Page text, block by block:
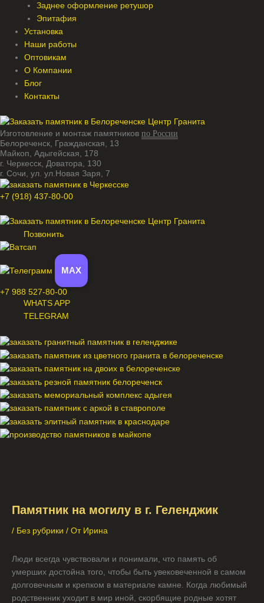
Заднее оформление ретушор
Эпитафия
Установка
Наши работы
Оптовикам
О Компании
Блог
Контакты
Изготовление и монтаж памятников по России
Белореченск, Гражданская, 13
Майкоп, Адыгейская, 178
г. Черкесск, Доватора, 130
г. Сочи, ул. ул.Новая Заря, 7
+7 (918) 437-80-00
Позвонить
MAX
+7 988 527-80-00
WHATS APP
TELEGRAM
Памятник на могилу в г. Геленджик
/ Без рубрики / От Ирина
Люди всегда чувствовали и понимали, что память об
умерших достойна того, чтобы быть увековеченной в самом
долговечным и крепком в материале камне. Когда любимый
родственник уходит в мир иной, скорбящие родные хотят